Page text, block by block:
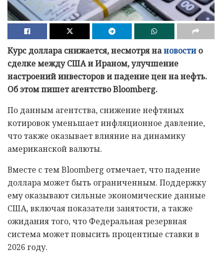
Курс доллара снижается, несмотря нановости о
сделке между США и Ираном, улучшение
настроений инвесторов и падение цен на нефть.
Об этом пишет агентство Bloomberg.
По данным агентства, снижение нефтяных
котировок уменьшает инфляционное давление,
что также оказывает влияние на динамику
американской валюты.
Вместе с тем Bloomberg отмечает, что падение
доллара может быть ограниченным. Поддержку
ему оказывают сильные экономические данные
США, включая показатели занятости, а также
ожидания того, что Федеральная резервная
система может повысить процентные ставки в
2026 году.